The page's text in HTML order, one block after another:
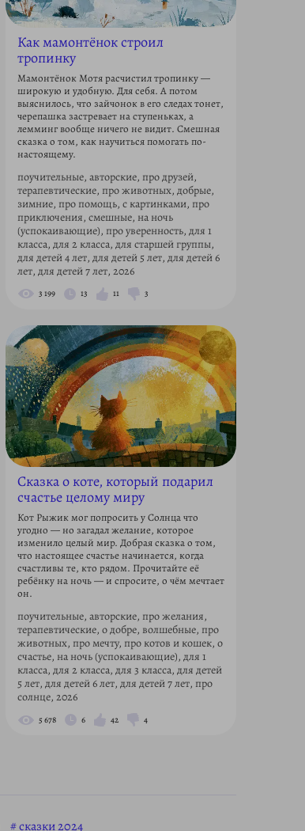
Как мамонтёнок строил
тропинку
Мамонтёнок Мотя расчистил тропинку —
широкую и удобную. Для себя. А потом
выяснилось, что зайчонок в его следах тонет,
черепашка застревает на ступеньках, а
лемминг вообще ничего не видит. Смешная
сказка о том, как научиться помогать по-
настоящему.
поучительные, авторские, про друзей,
терапевтические, про животных, добрые,
зимние, про помощь, с картинками, про
приключения, смешные, на ночь
(успокаивающие), про уверенность, для 1
класса, для 2 класса, для старшей группы,
для детей 4 лет, для детей 5 лет, для детей 6
лет, для детей 7 лет, 2026
3 199 13 11 3
Сказка о коте, который подарил
счастье целому миру
Кот Рыжик мог попросить у Солнца что
угодно — но загадал желание, которое
изменило целый мир. Добрая сказка о том,
что настоящее счастье начинается, когда
счастливы те, кто рядом. Прочитайте её
ребёнку на ночь — и спросите, о чём мечтает
он.
поучительные, авторские, про желания,
терапевтические, о добре, волшебные, про
животных, про мечту, про котов и кошек, о
счастье, на ночь (успокаивающие), для 1
класса, для 2 класса, для 3 класса, для детей
5 лет, для детей 6 лет, для детей 7 лет, про
солнце, 2026
5 678 6 42 4
сказки 2024